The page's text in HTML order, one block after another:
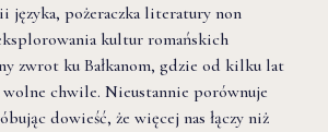
języka, pożeraczka literatury non
kultur romańskich
zwrot ku Bałkanom, gdzie od kilku lat
wolne chwile. Nieustannie porównuje
dowieść, że więcej nas łączy niż